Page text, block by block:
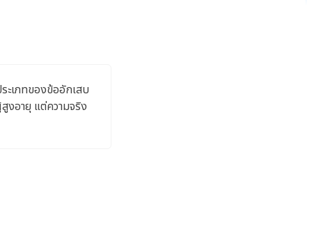
ะเภทของข้ออักเสบ
งอายุ แต่ความจริง